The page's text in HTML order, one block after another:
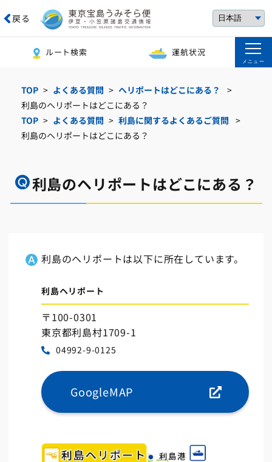
戻る
ルート検索 運航状況
メニュー
TOP よくある質問
ヘリポートはどこにある？
利島のヘリポートはどこにある？
TOP
よくある質問
利島に関するよくあるご質問
利島のヘリポートはどこにある？
利島のヘリポートはどこにある？
利島のヘリポートは以下に所在しています。
利島ヘリポート
〒100-0301
東京都利島村1709-1
04992-9-0125
GoogleMAP